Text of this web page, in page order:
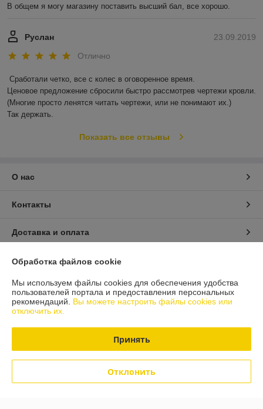
В общем я могу магазину поставить высший бал, все хорошо.
23.09.2019
Руслан
Отлично
Сработали четко, все с колес в оговоренное время.
Ценовое предложение сбросили быстро рассмотрев чертежи кровли.
(Многие просто ленятся читать чертежи, или не понимают их.)
Так держать.
Показать все отзывы
О нас
Контакты
Доставка и оплата
График работы
Полная версия сайта
Политика обработки cookies
Сайт создан на платформе Deal.by
Обработка файлов cookie
Мы используем файлы cookies для обеспечения удобства
пользователей портала и предоставления персональных
рекомендаций. Вы можете настроить файлы cookies или
отключить их.
Принять
Отклонить